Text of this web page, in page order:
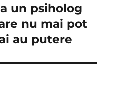
un psiholog
nu mai pot
au putere